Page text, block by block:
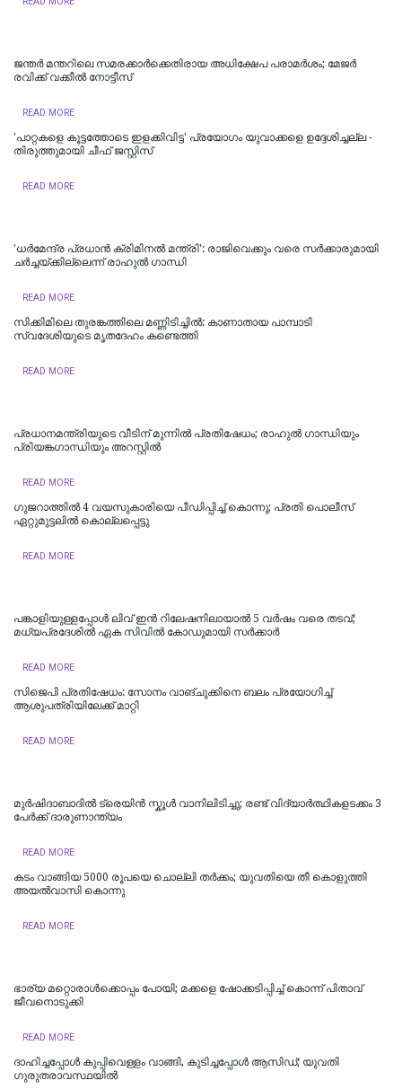
ജന്തർ മന്തറിലെ സമരക്കാർക്കെതിരായ അധിക്ഷേപ പരാമർശം; മേജർ
രവിക്ക് വക്കീൽ നോട്ടീസ്
READ MORE
'പാറ്റകളെ കൂട്ടത്തോടെ ഇളക്കിവിട്ട' പ്രയോഗം യുവാക്കളെ ഉദ്ദേശിച്ചല്ല -
തിരുത്തുമായി ചീഫ് ജസ്റ്റിസ്
READ MORE
'ധര്‍മേന്ദ്ര പ്രധാന്‍ ക്രിമിനല്‍ മന്ത്രി': രാജിവെക്കും വരെ സർക്കാരുമായി
ചർച്ചയ്ക്കില്ലെന്ന് രാഹുൽ ഗാന്ധി
READ MORE
സിക്കിമിലെ തുരങ്കത്തിലെ മണ്ണിടിച്ചില്‍: കാണാതായ പാമ്പാടി
സ്വദേശിയുടെ മൃതദേഹം കണ്ടെത്തി
READ MORE
പ്രധാനമന്ത്രിയുടെ വീടിന് മുന്നിൽ പ്രതിഷേധം; രാഹുൽ ​ഗാന്ധിയും
പ്രിയങ്ക​ഗാന്ധിയും അറസ്റ്റിൽ
READ MORE
ഗുജറാത്തിൽ 4 വയസുകാരിയെ പീഡിപ്പിച്ച് കൊന്നു; പ്രതി പൊലീസ്
ഏറ്റുമുട്ടലിൽ കൊല്ലപ്പെട്ടു
READ MORE
പങ്കാളിയുള്ളപ്പോള്‍ ലിവ്‌ ഇൻ റിലേഷനിലായാൽ 5 വർഷം വരെ തടവ്;
മധ്യപ്രദേശിൽ ഏക സിവിൽ കോഡുമായി സർക്കാർ
READ MORE
സിജെപി പ്രതിഷേധം: സോനം വാങ്ചുക്കിനെ ബലം പ്രയോഗിച്ച്
ആശുപത്രിയിലേക്ക് മാറ്റി
READ MORE
മുർഷിദാബാദിൽ ട്രെയിൻ സ്കൂൾ വാനിലിടിച്ചു; രണ്ട് വിദ്യാർത്ഥികളടക്കം 3
പേർക്ക് ദാരുണാന്ത്യം
READ MORE
കടം വാങ്ങിയ 5000 രൂപയെ ചൊല്ലി തര്‍ക്കം; യുവതിയെ തീ കൊളുത്തി
അയല്‍വാസി കൊന്നു
READ MORE
ഭാര്യ മറ്റൊരാൾക്കൊപ്പം പോയി; മക്കളെ ഷോക്കടിപ്പിച്ച് കൊന്ന് പിതാവ്
ജീവനൊടുക്കി
READ MORE
ദാഹിച്ചപ്പോള്‍ കുപ്പിവെള്ളം വാങ്ങി, കുടിച്ചപ്പോള്‍ ആസിഡ്; യുവതി
ഗുരുതരാവസ്ഥയില്‍